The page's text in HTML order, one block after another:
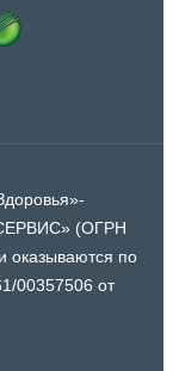
(ОГРН
оказываются по
00357506 от